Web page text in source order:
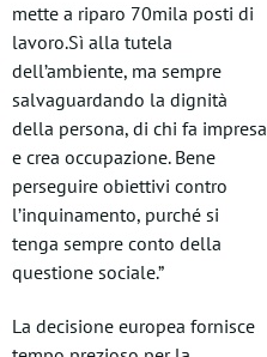
mette a riparo 70mila posti di
lavoro.Sì alla tutela
dell’ambiente, ma sempre
salvaguardando la dignità
della persona, di chi fa impresa
e crea occupazione. Bene
perseguire obiettivi contro
l’inquinamento, purché si
tenga sempre conto della
questione sociale.”
La decisione europea fornisce